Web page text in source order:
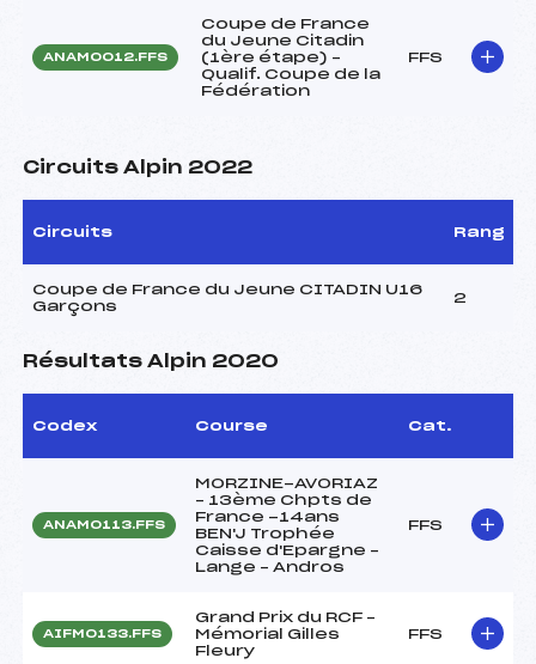
ANAM0012.FFS
Coupe de France
du Jeune Citadin
(1ère étape) –
Qualif. Coupe de la
Fédération
FFS
Circuits Alpin 2022
Circuits Rang
Coupe de France du Jeune CITADIN U16
Garçons
2
Résultats Alpin 2020
Codex Course Cat.
ANAM0113.FFS
MORZINE-AVORIAZ
– 13ème Chpts de
France -14ans
BEN'J Trophée
Caisse d'Epargne –
Lange – Andros
FFS
AIFM0133.FFS
Grand Prix du RCF –
Mémorial Gilles
Fleury
FFS